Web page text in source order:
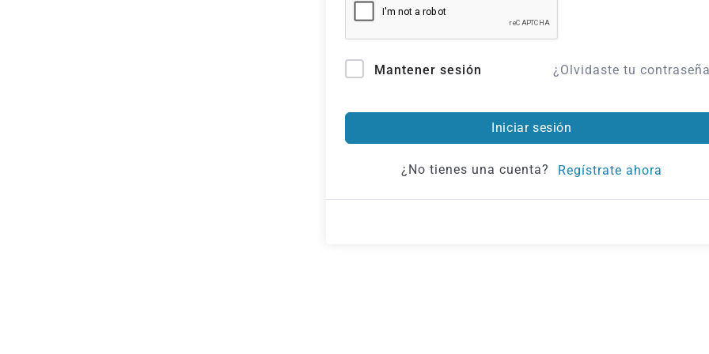
Mantener sesión ¿Olvidaste tu
Iniciar sesión
¿No tienes una cuenta? Regístrate ahora